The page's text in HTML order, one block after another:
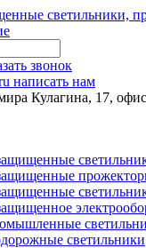
светильники,
звонок
написать нам
Кулагина, 17,
светильники